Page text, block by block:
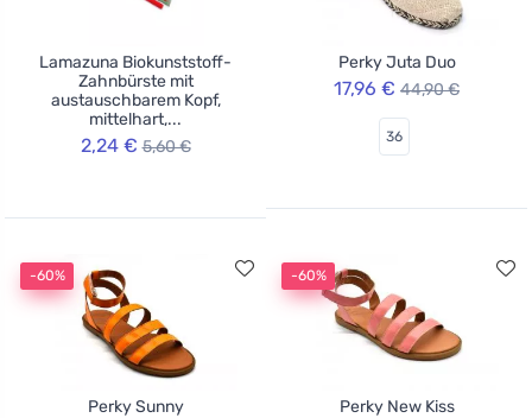
Lamazuna Biokunststoff-
Zahnbürste mit
austauschbarem Kopf,
mittelhart,...
2,24 € 5,60 €
Perky Juta Duo
17,96 € 44,90 €
36
-60%
Perky Sunny
-60%
Perky New Kiss